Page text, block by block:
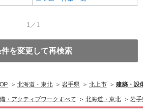
1／1
件を変更して再検索
北海道・東北 岩手県 北上市 建築・設
・アクティブワークすべて 北海道・東北 岩